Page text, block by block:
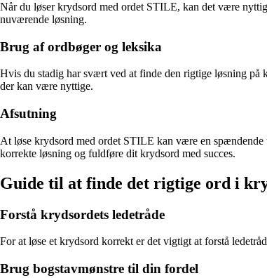
Når du løser krydsord med ordet STILE, kan det være
nuværende løsning.
Brug af ordbøger og leksika
Hvis du stadig har svært ved at finde den rigtige løsning
der kan være nyttige.
Afsutning
At løse krydsord med ordet STILE kan være en
korrekte løsning og fuldføre dit krydsord med succes.
Guide til at finde det rigtige ord i
Forstå krydsordets ledetråde
For at løse et krydsord korrekt er det vigtigt at forstå
Brug bogstavmønstre til din fordel